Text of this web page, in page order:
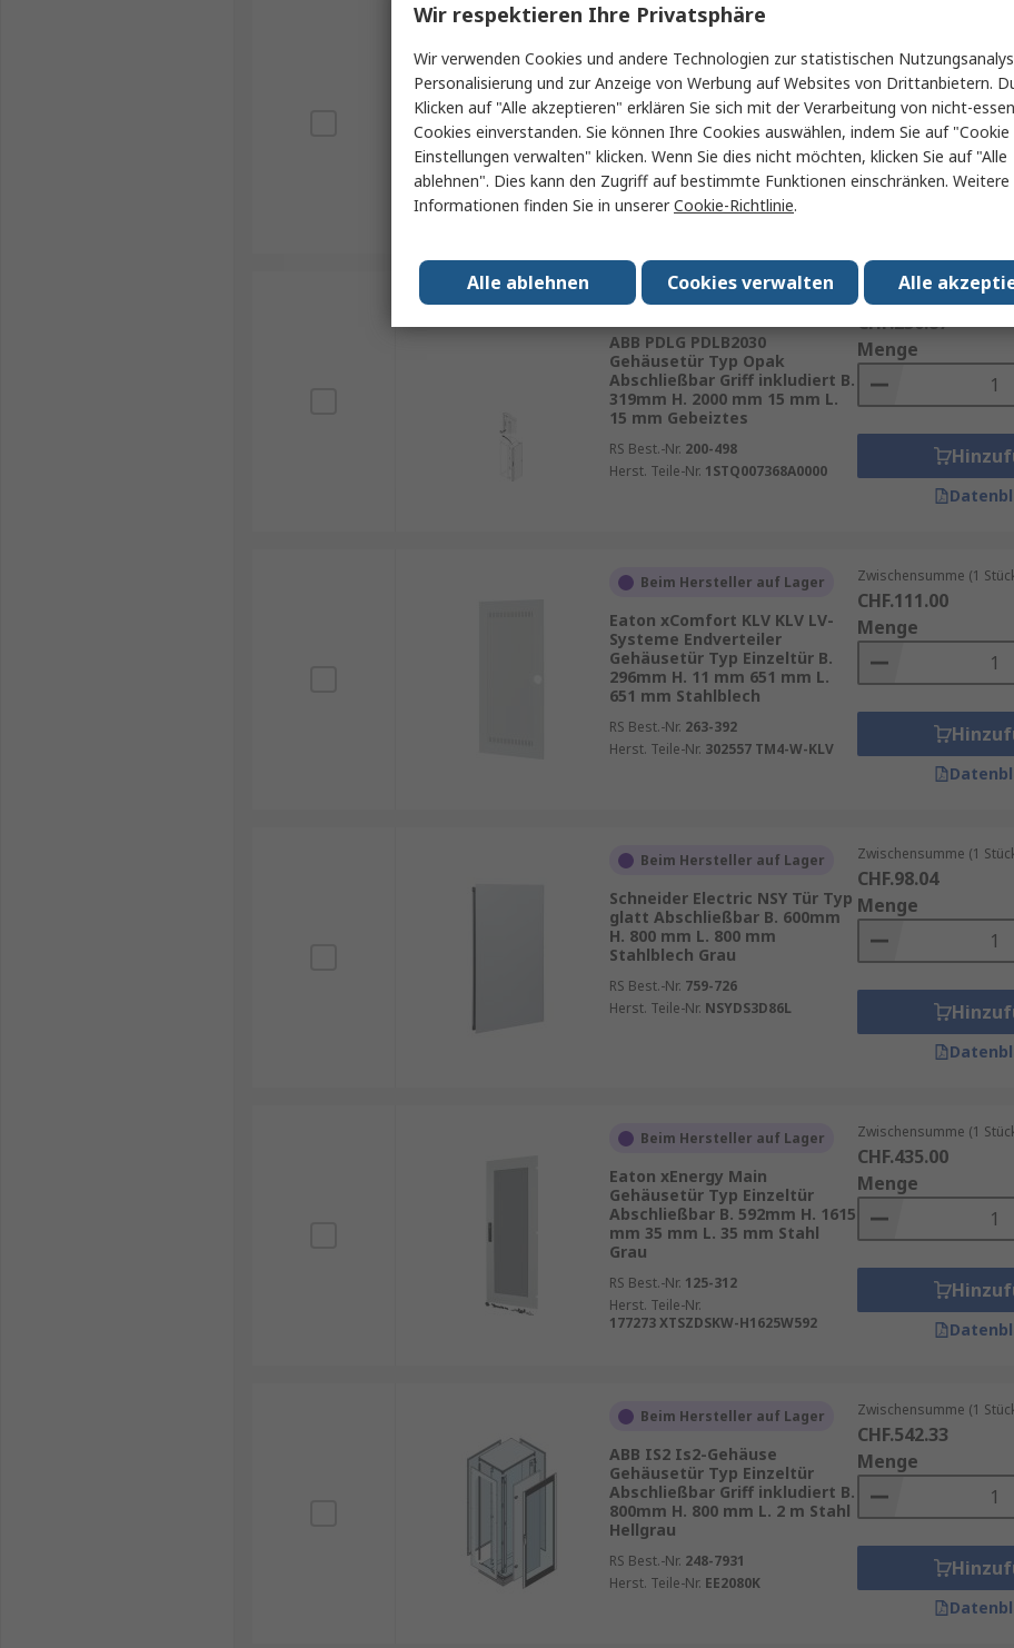
Beim Hersteller auf Lager
nVent HOFFMAN ADI
Gehäusetür Typ Einzeltür
Abschließbar B. 400mm H. 500
mm 35 mm L. 500 mm
Edelstahl
RS Best.-Nr.
269-8654
Herst. Teile-Nr.ADIS05040
Menge
Beim Hersteller auf Lager
ABB PDLG PDLB2030
Gehäusetür Typ Opak
Abschließbar Griff inkludiert B.
319mm H. 2000 mm 15 mm L.
15 mm Gebeiztes
RS Best.-Nr. 200-498
Herst. Teile-Nr. 1STQ007368A0000
Zwischensumme (1 Stück)
CHF.230.87
Menge
Beim Hersteller auf Lager
Eaton xComfort KLV KLV LV-
Systeme Endverteiler
Gehäusetür Typ Einzeltür B.
296mm H. 11 mm 651 mm L.
651 mm Stahlblech
RS Best.-Nr. 263-392
Herst. Teile-Nr. 302557 TM4-W-KLV
Zwischensumme (1
CHF.111.00
Menge
Beim Hersteller auf Lager
Schneider Electric NSY Tür Typ
glatt Abschließbar B. 600mm
H. 800 mm L. 800 mm
Stahlblech Grau
RS Best.-Nr. 759-726
Herst. Teile-Nr. NSYDS3D86L
Zwischensumme (1
CHF.98.04
Menge
Beim Hersteller auf Lager
Eaton xEnergy Main
Gehäusetür Typ Einzeltür
Abschließbar B. 592mm H. 1615
mm 35 mm L. 35 mm Stahl
Grau
RS Best.-Nr. 125-312
Herst. Teile-Nr.
177273 XTSZDSKW-H1625W592
Zwischensumme (1
CHF.435.00
Menge
Beim Hersteller auf Lager
ABB IS2 Is2-Gehäuse
Gehäusetür Typ Einzeltür
Abschließbar Griff inkludiert B.
800mm H. 800 mm L. 2 m Stahl
Hellgrau
RS Best.-Nr. 248-7931
Herst. Teile-Nr. EE2080K
Zwischensumme (1
CHF.542.33
Menge
Wir respektieren Ihre Privatsphäre
Wir verwenden Cookies und andere Technologien zur statistischen
Personalisierung und zur Anzeige von Werbung auf Websites von Drittanbietern.
Klicken auf "Alle akzeptieren" erklären Sie sich mit der Verarbeitung von nicht-
Cookies einverstanden. Sie können Ihre Cookies auswählen, indem Sie auf "Cookie
Einstellungen verwalten" klicken. Wenn Sie dies nicht möchten, klicken Sie auf "Alle
ablehnen". Dies kann den Zugriff auf bestimmte Funktionen einschränken. Weitere
Informationen finden Sie in unsererCookie-Richtlinie.
Alle
Cookies verwalten
Alle ablehnen